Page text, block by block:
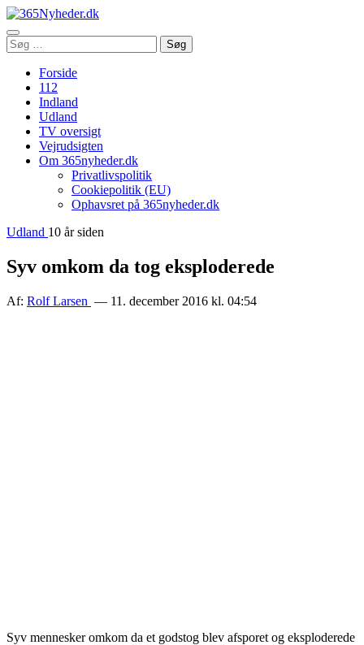
Åbn
menu
Søg
efter:
Søg
Forside
112
Indland
Udland
TV oversigt
Vejrudsigten
Om 365nyheder.dk
Privatlivspolitik
Cookiepolitik (EU)
Ophavsret på 365nyheder.dk
Udland 10 år siden
Syv omkom da tog eksploderede
Af: Rolf Larsen — 11. december 2016 kl. 04:54
Syv mennesker omkom da et godstog blev afsporet og eksploderede